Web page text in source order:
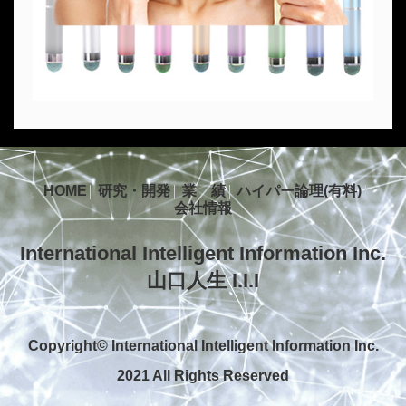
HOME 研究・開発 業 績
ハイパー論理(有料)
会社情報
International Intelligent Information Inc.
山口人生 I.I.I